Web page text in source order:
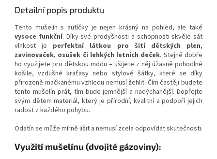
Detailní popis produktu
Tento mušelín s autíčky je nejen krásný na pohled, ale také
vysoce funkční. Díky své prodyšnosti a schopnosti skvěle sát
vlhkost je perfektní látkou pro šití dětských plen,
zavinovaček, osušek či lehkých letních deček. Stejně dobře
ho využijete pro dětskou módu – ušijete z něj úžasně pohodlné
košile, vzdušné kraťasy nebo stylové šátky, které se díky
přirozeně mačkanému vzhledu nemusí žehlit. Čím častěji budete
tento mušelín prát, tím bude jemnější a nadýchanější. Dopřejte
svým dětem materiál, který je přírodní, kvalitní a podpoří jejich
radost z každého pohybu.
Odstín se může mírně lišit a nemusí zcela odpovídat skutečnosti.
Využití mušelínu (dvojité gázoviny):